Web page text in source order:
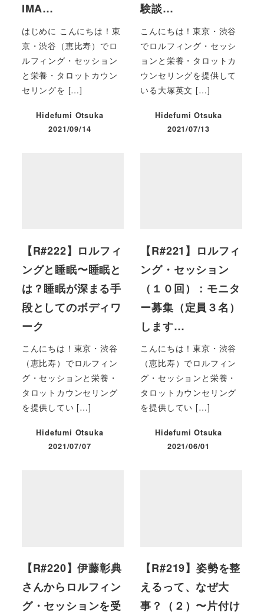
IMA…
はじめに こんにちは！東
京・渋谷（恵比寿）でロ
ルフィング・セッション
と栄養・タロットカウン
セリングを […]
Hidefumi Otsuka
投稿日
2021/09/14
験談…
こんにちは！東京・渋谷
でロルフィング・セッシ
ョンと栄養・タロットカ
ウンセリングを提供して
いる大塚英文 […]
Hidefumi Otsuka
投稿日
2021/07/13
【R#222】ロルフィ
ングと睡眠〜睡眠と
は？睡眠が深まる手
段としてのボディワ
ーク
こんにちは！東京・渋谷
（恵比寿）でロルフィン
グ・セッションと栄養・
タロットカウンセリング
を提供してい […]
Hidefumi Otsuka
投稿日
2021/07/07
【R#221】ロルフィ
ング・セッション
（１０回）：モニタ
ー募集（定員３名）
します…
こんにちは！東京・渋谷
（恵比寿）でロルフィン
グ・セッションと栄養・
タロットカウンセリング
を提供してい […]
Hidefumi Otsuka
投稿日
2021/06/01
【R#220】伊藤彰典
さんからロルフィン
グ・セッションを受
【R#219】姿勢を整
えるって、なぜ大
事？（２）〜片付け